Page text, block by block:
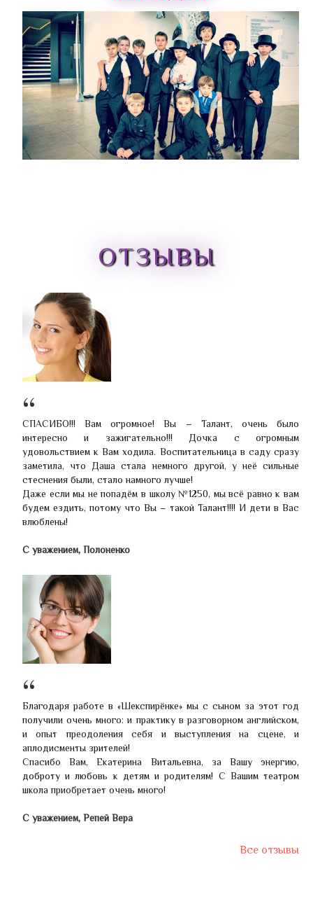
ОТЗЫВЫ
СПАСИБО!!! Вам огромное! Вы – Талант, очень было
интересно и зажигательно!!! Дочка с огромным
удовольствием к Вам ходила. Воспитательница в саду сразу
заметила, что Даша стала немного другой, у неё сильные
стеснения были, стало намного лучше!
Даже если мы не попадём в школу №1250, мы всё равно к вам
будем ездить, потому что Вы – такой Талант!!!! И дети в Вас
влюблены!
С уважением, Полоненко
Благодаря работе в «Шекспирёнке» мы с сыном за этот год
получили очень много: и практику в разговорном английском,
и опыт преодоления себя и выступления на сцене, и
аплодисменты зрителей!
Спасибо Вам, Екатерина Витальевна, за Вашу энергию,
доброту и любовь к детям и родителям! С Вашим театром
школа приобретает очень много!
С уважением, Репей Вера
Все отзывы